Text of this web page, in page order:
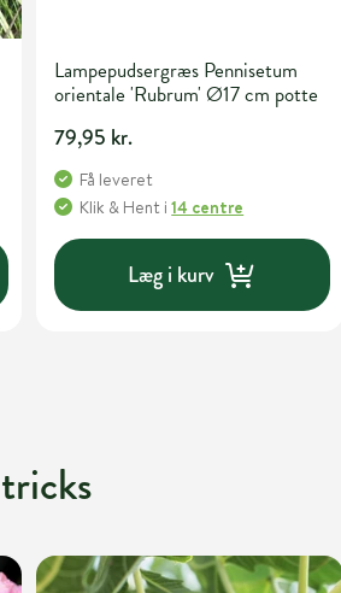
Lampepudsergræs Pennisetum
orientale 'Rubrum' Ø17 cm potte
79,95 kr.
Få leveret
Klik & Hent i14 centre
Læg i kurv